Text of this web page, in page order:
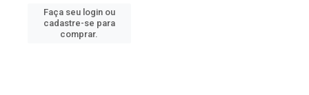
Faça seu login ou
cadastre-se para
comprar.